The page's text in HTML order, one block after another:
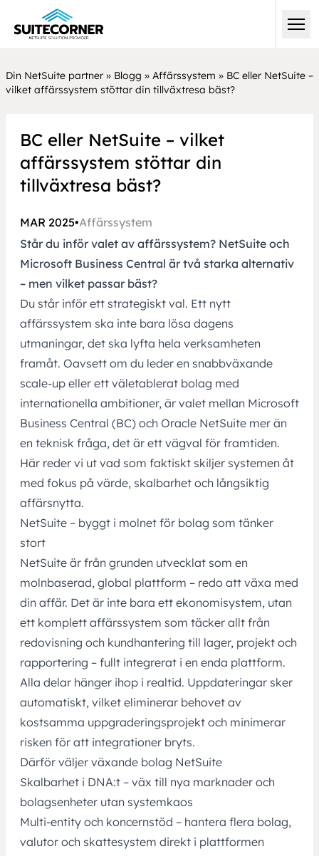
Din NetSuite partner » Blogg » Affärssystem » BC eller NetSuite –
vilket affärssystem stöttar din tillväxtresa bäst?
BC eller NetSuite – vilket
affärssystem stöttar din
tillväxtresa bäst?
MAR 2025•Affärssystem
Står du inför valet av affärssystem? NetSuite och
Microsoft Business Central är två starka alternativ
– men vilket passar bäst?
Du står inför ett strategiskt val. Ett nytt
affärssystem ska inte bara lösa dagens
utmaningar, det ska lyfta hela verksamheten
framåt. Oavsett om du leder en snabbväxande
scale-up eller ett väletablerat bolag med
internationella ambitioner, är valet mellan Microsoft
Business Central (BC) och Oracle NetSuite mer än
en teknisk fråga, det är ett vägval för framtiden.
Här reder vi ut vad som faktiskt skiljer systemen åt
med fokus på värde, skalbarhet och långsiktig
affärsnytta.
NetSuite – byggt i molnet för bolag som tänker
stort
NetSuite är från grunden utvecklat som en
molnbaserad, global plattform – redo att växa med
din affär. Det är inte bara ett ekonomisystem, utan
ett komplett affärssystem som täcker allt från
redovisning och kundhantering till lager, projekt och
rapportering – fullt integrerat i en enda plattform.
Alla delar hänger ihop i realtid. Uppdateringar sker
automatiskt, vilket eliminerar behovet av
kostsamma uppgraderingsprojekt och minimerar
risken för att integrationer bryts.
Därför väljer växande bolag NetSuite
Skalbarhet i DNA:t – väx till nya marknader och
bolagsenheter utan systemkaos
Multi-entity och koncernstöd – hantera flera bolag,
valutor och skattesystem direkt i plattformen